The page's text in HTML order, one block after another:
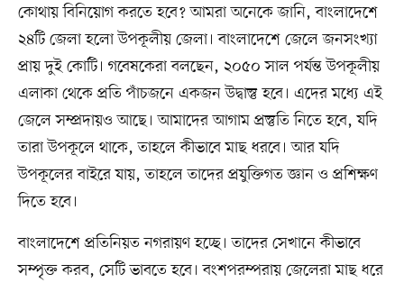
কোথায় বিনিয়োগ করতে হবে? আমরা অনেকে জানি, বাংলাদেশে
২৪টি জেলা হলো উপকূলীয় জেলা। বাংলাদেশে জেলে জনসংখ্যা
প্রায় দুই কোটি। গবেষকেরা বলছেন, ২০৫০ সাল পর্যন্ত উপকূলীয়
এলাকা থেকে প্রতি পাঁচজনে একজন উদ্বাস্তু হবে। এদের মধ্যে এই
জেলে সম্প্রদায়ও আছে। আমাদের আগাম প্রস্তুতি নিতে হবে, যদি
তারা উপকূলে থাকে, তাহলে কীভাবে মাছ ধরবে। আর যদি
উপকূলের বাইরে যায়, তাহলে তাদের প্রযুক্তিগত জ্ঞান ও প্রশিক্ষণ
দিতে হবে।
বাংলাদেশে প্রতিনিয়ত নগরায়ণ হচ্ছে। তাদের সেখানে কীভাবে
সম্পৃক্ত করব, সেটি ভাবতে হবে। বংশপরম্পরায় জেলেরা মাছ ধরে